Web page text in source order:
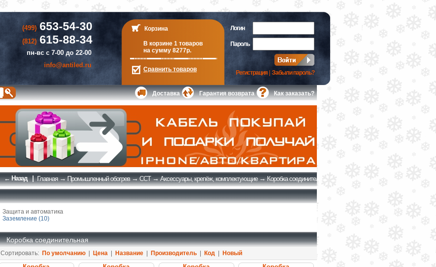
(499)653-54-30
(812)615-88-34
пн-вс с 7-00 до 22-00
info@antiled.ru
Корзина
В корзине 1 товаров
на сумму 8277р.
Сравнить товаров
Логин
Пароль
Регистрация| Забыли пароль?
Доставка Гарантия возврата Как заказать?
← Назад | Главная→Промышленный обогрев→ССТ→Аксессуары, крепёж, комплектующие→Коробка соединительная
Защита и автоматика
Заземление (10)
Коробка соединительная
Сортировать: По умолчанию| Цена| Название| Производитель| Код| Новый